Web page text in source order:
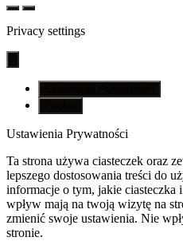
Privacy settings
Ustawienia Prywatności
Ta strona używa ciasteczek oraz
lepszego dostosowania treści do
informacje o tym, jakie ciasteczka
wpływ mają na twoją wizytę na
zmienić swoje ustawienia. Nie
stronie.